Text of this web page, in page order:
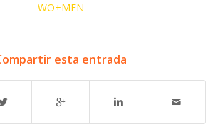
WO+MEN
esta entrada